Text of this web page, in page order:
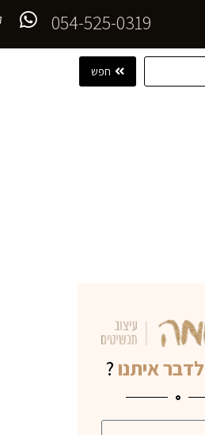
054-525-0319
חפש
לדבר איתנו?